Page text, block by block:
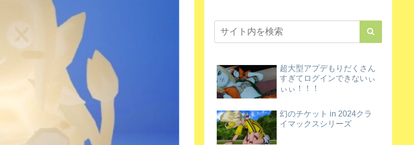
超大型アプデもりだくさん
すぎてログインできないぃ
ぃぃ！！！
幻のチケット in 2024クラ
イマックスシリーズ